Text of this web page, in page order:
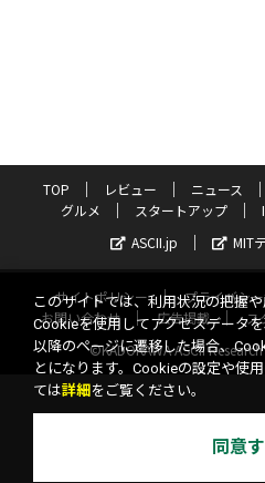
TOP レビュー ニュース
グルメ
スタートアップ
ASCII.jp
MIT
サイトポリシー プライバシ
お問い合わせ
広告掲載 ス
©KADOKAWA ASCII
このサイトでは、利用状況の把握や
Cookieを使用してアクセスデータ
以降のページに遷移した場合、
とになります。Cookieの設定や使
ては詳細 をご覧ください。
同意